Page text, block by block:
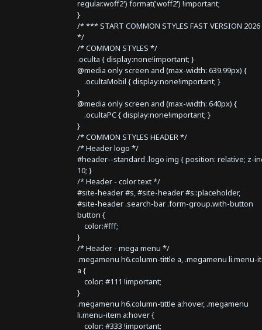
regular.woff2') format('woff2') !important;
}
/* *** START COMMON STYLES FAST VERSION
*/
/* COMMON STYLES */
.oculta { display:none!important; }
@media only screen and (max-width: 639.99px) {
.ocultaMobil { display:none!important; }
}
@media only screen and (max-width: 640px) {
.ocultaPC { display:none!important; }
}
/* COMMON STYLES HEADER */
/* Header logo */
#header--standard .logo img { position: relative; z-
10; }
/* Header - color text */
#site-header #s, #site-header #s::placeholder,
#site-header .search-bar .form-group.with-button
button {
color:#fff;
}
/* Header - mega menu */
.megamenu h6.column-tittle a, .megamenu li.menu-
a {
color: #111 !important;
}
.megamenu h6.column-tittle a:hover, .megamenu
li.menu-item a:hover {
color: #333 !important;